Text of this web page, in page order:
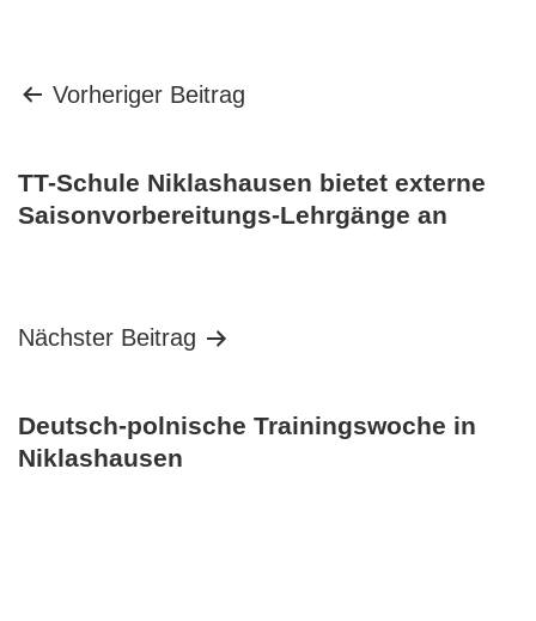
Vorheriger Beitrag
TT-Schule Niklashausen bietet externe
Saisonvorbereitungs-Lehrgänge an
Nächster Beitrag
Deutsch-polnische Trainingswoche in
Niklashausen